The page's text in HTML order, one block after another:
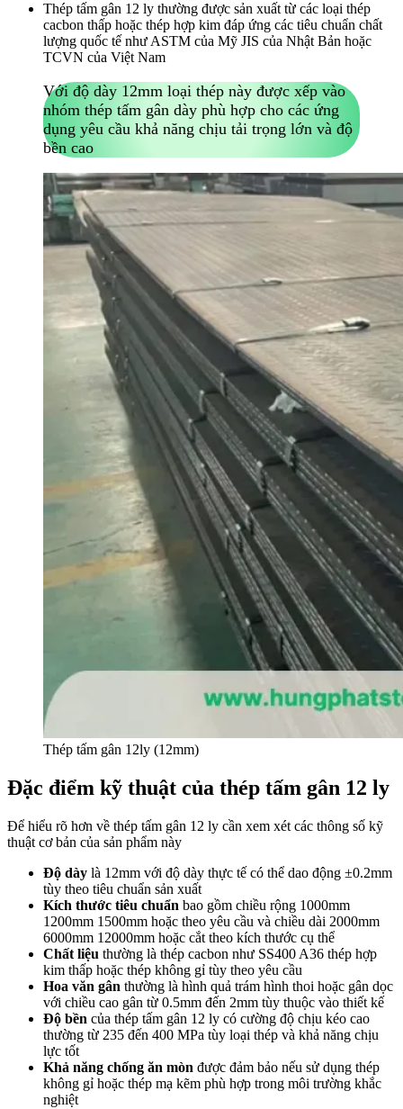
Thép tấm gân 12 ly thường được sản xuất từ các loại thép
cacbon thấp hoặc thép hợp kim đáp ứng các tiêu chuẩn chất
lượng quốc tế như ASTM của Mỹ JIS của Nhật Bản hoặc
TCVN của Việt Nam
Với độ dày 12mm loại thép này được xếp vào
nhóm thép tấm gân dày phù hợp cho các ứng
dụng yêu cầu khả năng chịu tải trọng lớn và độ
bền cao
Thép tấm gân 12ly (12mm)
Đặc điểm kỹ thuật của thép tấm gân 12 ly
Để hiểu rõ hơn về thép tấm gân 12 ly cần xem xét các thông số kỹ
thuật cơ bản của sản phẩm này
Độ dày là 12mm với độ dày thực tế có thể dao động ±0.2mm
tùy theo tiêu chuẩn sản xuất
Kích thước tiêu chuẩn bao gồm chiều rộng 1000mm
1200mm 1500mm hoặc theo yêu cầu và chiều dài 2000mm
6000mm 12000mm hoặc cắt theo kích thước cụ thể
Chất liệu thường là thép cacbon như SS400 A36 thép hợp
kim thấp hoặc thép không gỉ tùy theo yêu cầu
Hoa văn gân thường là hình quả trám hình thoi hoặc gân dọc
với chiều cao gân từ 0.5mm đến 2mm tùy thuộc vào thiết kế
Độ bền của thép tấm gân 12 ly có cường độ chịu kéo cao
thường từ 235 đến 400 MPa tùy loại thép và khả năng chịu
lực tốt
Khả năng chống ăn mòn được đảm bảo nếu sử dụng thép
không gỉ hoặc thép mạ kẽm phù hợp trong môi trường khắc
nghiệt